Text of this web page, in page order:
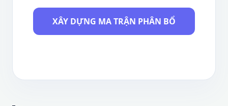
XÂY DỰNG MA TRẬN PHÂN BỔ